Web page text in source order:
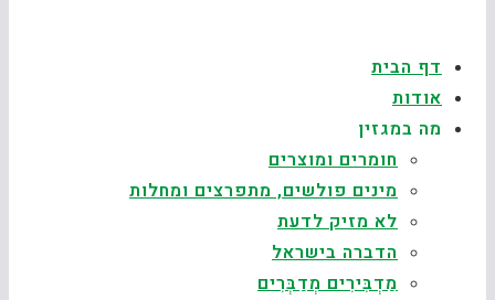
דף הבית
אודות
מה במגזין
חומרים ומוצרים
מינים פולשים, מתפרצים ומחלות
לא מזיק לדעת
הדברה בישראל
מַדְבִּירִים מְדַבְּרִים